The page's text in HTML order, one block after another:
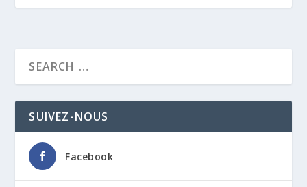
SUIVEZ-NOUS
Facebook